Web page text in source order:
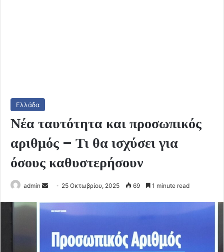
Ελλάδα
Νέα ταυτότητα και προσωπικός
αριθμός – Τι θα ισχύσει για
όσους καθυστερήσουν
admin
Send
email
25 Οκτωβρίου, 2025 69 1 minute read